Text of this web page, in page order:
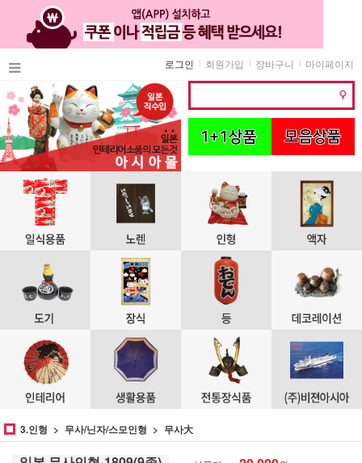
마이페이지
장바구니
회원가입
로그인
3.인형 무사/닌자/스모인형 무사大